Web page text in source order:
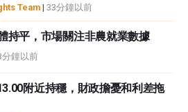
Team | 33分鐘以前
持平，市場關注非農就業數據
分鐘以前
附近持穩，財政擔憂和利差拖